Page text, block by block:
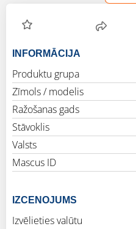
INFORMĀCIJA
Produktu grupa
Zīmols / modelis
Ražošanas gads
Stāvoklis
Valsts
Mascus ID
IZCENOJUMS
Izvēlieties valūtu